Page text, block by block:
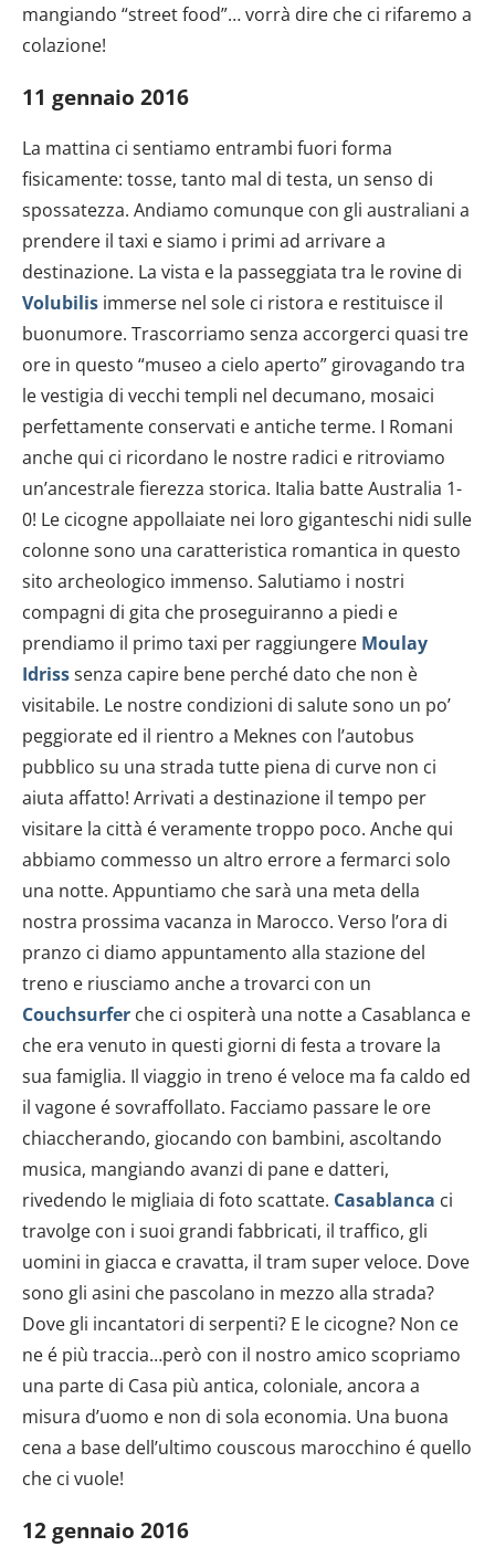
mangiando “street food”… vorrà dire che ci rifaremo a
colazione!
11 gennaio 2016
La mattina ci sentiamo entrambi fuori forma
fisicamente: tosse, tanto mal di testa, un senso di
spossatezza. Andiamo comunque con gli australiani a
prendere il taxi e siamo i primi ad arrivare a
destinazione. La vista e la passeggiata tra le rovine di
Volubilis immerse nel sole ci ristora e restituisce il
buonumore. Trascorriamo senza accorgerci quasi tre
ore in questo “museo a cielo aperto” girovagando tra
le vestigia di vecchi templi nel decumano, mosaici
perfettamente conservati e antiche terme. I Romani
anche qui ci ricordano le nostre radici e ritroviamo
un’ancestrale fierezza storica. Italia batte Australia 1-
0! Le cicogne appollaiate nei loro giganteschi nidi sulle
colonne sono una caratteristica romantica in questo
sito archeologico immenso. Salutiamo i nostri
compagni di gita che proseguiranno a piedi e
prendiamo il primo taxi per raggiungere Moulay
Idrisssenza capire bene perché dato che non è
visitabile. Le nostre condizioni di salute sono un po’
peggiorate ed il rientro a Meknes con l’autobus
pubblico su una strada tutte piena di curve non ci
aiuta affatto! Arrivati a destinazione il tempo per
visitare la città é veramente troppo poco. Anche qui
abbiamo commesso un altro errore a fermarci solo
una notte. Appuntiamo che sarà una meta della
nostra prossima vacanza in Marocco. Verso l’ora di
pranzo ci diamo appuntamento alla stazione del
treno e riusciamo anche a trovarci con un
Couchsurfer che ci ospiterà una notte a Casablanca e
che era venuto in questi giorni di festa a trovare la
sua famiglia. Il viaggio in treno é veloce ma fa caldo ed
il vagone é sovraffollato. Facciamo passare le ore
chiaccherando, giocando con bambini, ascoltando
musica, mangiando avanzi di pane e datteri,
rivedendo le migliaia di foto scattate. Casablanca ci
travolge con i suoi grandi fabbricati, il traffico, gli
uomini in giacca e cravatta, il tram super veloce. Dove
sono gli asini che pascolano in mezzo alla strada?
Dove gli incantatori di serpenti? E le cicogne? Non ce
ne é più traccia…però con il nostro amico scopriamo
una parte di Casa più antica, coloniale, ancora a
misura d’uomo e non di sola economia. Una buona
cena a base dell’ultimo couscous marocchino é quello
che ci vuole!
12 gennaio 2016